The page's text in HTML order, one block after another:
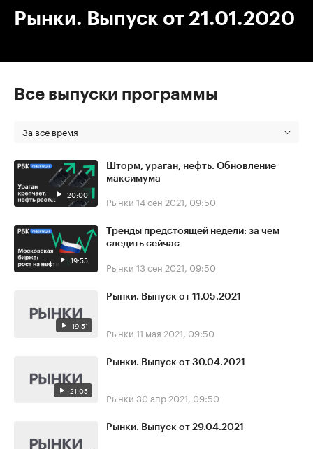
Рынки. Выпуск от 21.01.2020
Все выпуски программы
За все время
20:00
Шторм, ураган, нефть. Обновление
максимума
Рынки 14 сен 2021, 09:50
19:55
Тренды предстоящей недели: за чем
следить сейчас
Рынки 13 сен 2021, 09:50
19:51
Рынки. Выпуск от 11.05.2021
Рынки 11 мая 2021, 09:50
21:05
Рынки. Выпуск от 30.04.2021
Рынки 30 апр 2021, 09:50
Рынки. Выпуск от 29.04.2021